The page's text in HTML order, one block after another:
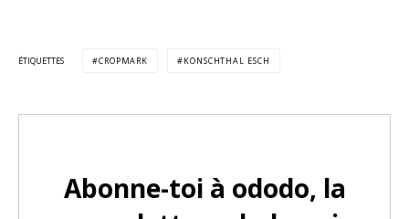
ÉTIQUETTES CROPMARK KONSCHTHAL ESCH